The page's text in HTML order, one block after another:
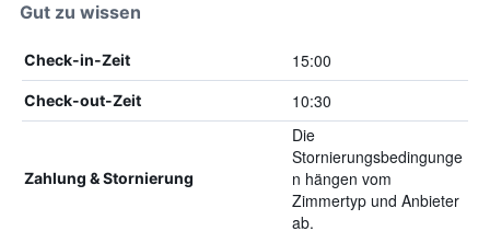
Gut zu wissen
Check-in-Zeit 15:00
Check-out-Zeit 10:30
Zahlung & Stornierung
Die
Stornierungsbedingunge
n hängen vom
Zimmertyp und Anbieter
ab.